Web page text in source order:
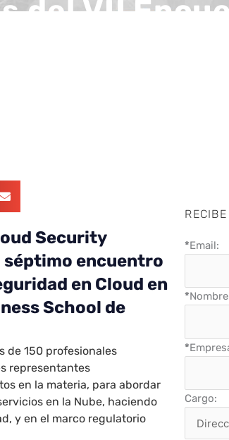
del VII
Security
séptimo encuentro
en Cloud en
School de
de 150 profesionales
representantes
en la materia, para abordar
en la Nube, haciendo
y en el marco regulatorio
*Email:
*
*
Cargo: